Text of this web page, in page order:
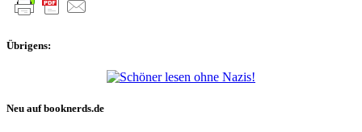
Übrigens:
Neu auf booknerds.de